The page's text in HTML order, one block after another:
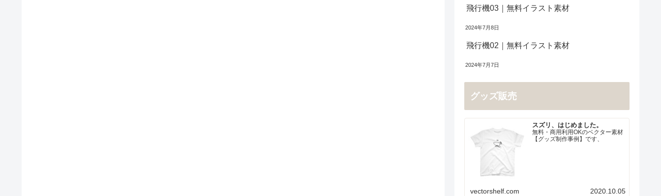
飛行機03｜無料イラスト素材
2024年7月8日
飛行機02｜無料イラスト素材
2024年7月7日
グッズ販売
スズリ、はじめました。
無料・商用利用OKのベクター素材
【グッズ制作事例】です、
vectorshelf.com 2020.10.05